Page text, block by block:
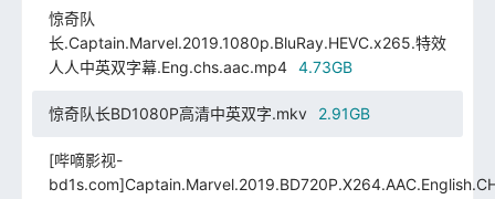
惊奇队
长.Captain.Marvel.2019.1080p.BluRay.HEVC.x265.特效
人人中英双字幕.Eng.chs.aac.mp4
4.73GB
惊奇队长BD1080P高清中英双字.mkv 2.91GB
[哔嘀影视-